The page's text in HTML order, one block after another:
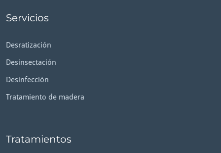
Servicios
Desratización
Desinsectación
Desinfección
Tratamiento de madera
Tratamientos